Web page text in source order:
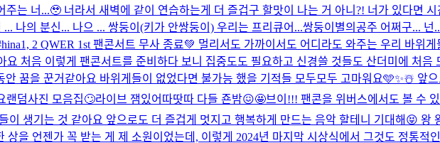
는 너...🥹 너라서 새벽에 같이 연습하는게 더 즐겁구 할맛이 나는 거 아니?! 너가 있다면
나의 분신... 나으 ... 쌍둥이(키가 안쌍둥이) 우리는 프리큐어...쌍둥이별의공주 어쩌구...
1, 2 QWER 1st 팬콘서트 무사 종료💚 멀리서도 가까이서도 어디라도 와주는 우리 바위
요 처음 이렇게 팬콘서트를 준비하다 보니 집중도도 필요하고 신경쓸 것들도 산더미에 처
안 꿈을 꾼거같아요 바위게들이 없었다면 불가능 했을 기적들 모두모두 고마워요🩵✨☃️ 앞
랜덤사진 모음집🙄라이브 잼있어따땃따 다들 죤밤😖🤩브이!!! 팬콘을 위버스에서도 볼 수
이 생기는 것 같아요 앞으로도 더 즐겁게 멋지고 행복하게 만드는 음악 할테니 기대해😝 왕
상을 언젠가 꼭 받는 게 제 소원이었는데, 이렇게 2024년 마지막 시상식에서 그것도 정통적